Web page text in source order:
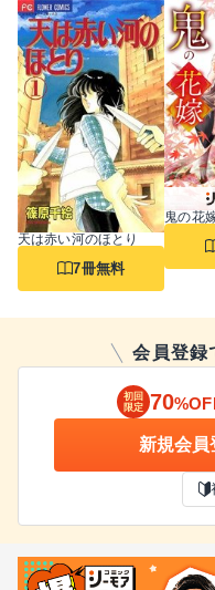
天は赤い河のほとり
7冊無料
鬼の花
会員登録
初回
限定 70
新規会員